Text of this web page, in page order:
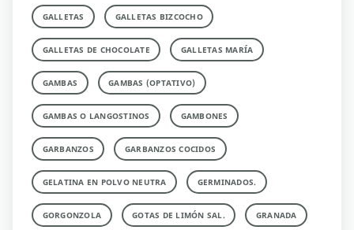
GALLETAS GALLETAS BIZCOCHO
GALLETAS DE CHOCOLATE GALLETAS MARÍA
GAMBAS GAMBAS (OPTATIVO)
GAMBAS O LANGOSTINOS GAMBONES
GARBANZOS GARBANZOS COCIDOS
GELATINA EN POLVO NEUTRA GERMINADOS.
GORGONZOLA GOTAS DE LIMÓN SAL. GRANADA